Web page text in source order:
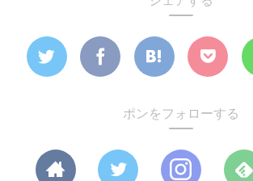
ポンをフォローする